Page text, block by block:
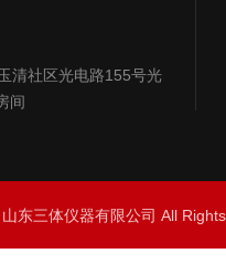
清社区光电路155号光
间
山东三体仪器有限公司 All